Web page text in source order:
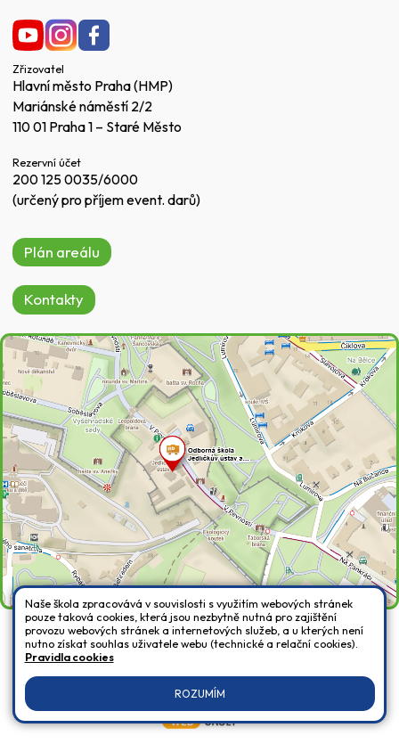
Zřizovatel
Hlavní město Praha (HMP)
Mariánské náměstí 2/2
110 01 Praha 1 – Staré Město
Rezervní účet
200 125 0035/6000
(určený pro příjem event. darů)
Plán areálu
Kontakty
Všechna práva vyhrazena. Copyright © 2026 |Mapa stránek|Přihlásit
Prohlášení o přístupnosti
Naše škola zpracovává v souvislosti s využitím webových stránek
pouze taková cookies, která jsou nezbytně nutná pro zajištění
provozu webových stránek a internetových služeb, a u kterých není
nutno získat souhlas uživatele webu (technické a relační cookies).
Pravidla cookies
ROZUMÍM